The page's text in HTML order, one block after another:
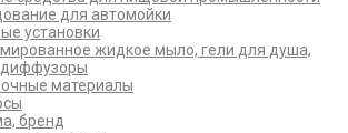
для автомойки
установки
жидкое мыло, гели для душа,
материалы
бренд